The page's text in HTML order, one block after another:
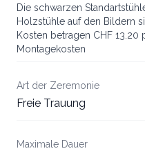
Die schwarzen
Holzstühle auf den Bildern
Kosten betragen CHF 13.20
Montagekosten
Art der Zeremonie
Freie Trauung
Maximale Dauer